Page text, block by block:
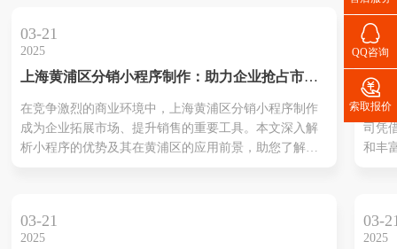
互动
将深
小程
用场
家靠
销。
03-21
2025
上海黄浦区分销小程序制作：助力企业抢占市场
在竞争激烈的商业环境中，上海黄浦区分销小程序制作
成为企业拓展市场、提升销售的重要工具。本文深入解
析小程序的优势及其在黄浦区的应用前景，助您了解如
03-
2025
上海
公司
完美
上海
司凭
和丰
转型
03-21
2025
03-
2025

QQ咨询

索取报价